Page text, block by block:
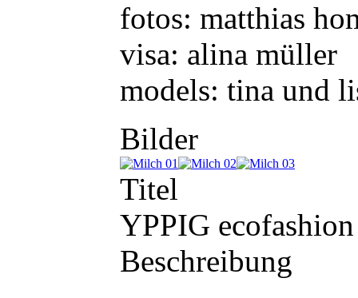
fotos: matthias
visa: alina müller
models: tina und
Bilder
Titel
YPPIG
Beschreibung